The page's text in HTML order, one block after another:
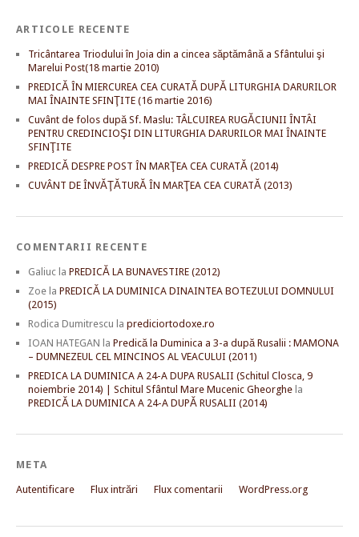
ARTICOLE RECENTE
Tricântarea Triodului în Joia din a cincea săptămână a Sfântului şi
Marelui Post(18 martie 2010)
PREDICĂ ÎN MIERCUREA CEA CURATĂ DUPĂ LITURGHIA DARURILOR
MAI ÎNAINTE SFINŢITE (16 martie 2016)
Cuvânt de folos după Sf. Maslu: TÂLCUIREA RUGĂCIUNII ÎNTÂI
PENTRU CREDINCIOŞI DIN LITURGHIA DARURILOR MAI ÎNAINTE
SFINŢITE
PREDICĂ DESPRE POST ÎN MARŢEA CEA CURATĂ (2014)
CUVÂNT DE ÎNVĂŢĂTURĂ ÎN MARŢEA CEA CURATĂ (2013)
COMENTARII RECENTE
Galiuc la PREDICĂ LA BUNAVESTIRE (2012)
Zoe la PREDICĂ LA DUMINICA DINAINTEA BOTEZULUI DOMNULUI
(2015)
Rodica Dumitrescu la prediciortodoxe.ro
IOAN HATEGAN la Predică la Duminica a 3-a după Rusalii : MAMONA
– DUMNEZEUL CEL MINCINOS AL VEACULUI (2011)
PREDICA LA DUMINICA A 24-A DUPA RUSALII (Schitul Closca, 9
noiembrie 2014) | Schitul Sfântul Mare Mucenic Gheorghe la
PREDICĂ LA DUMINICA A 24-A DUPĂ RUSALII (2014)
META
Autentificare Flux intrări Flux comentarii WordPress.org